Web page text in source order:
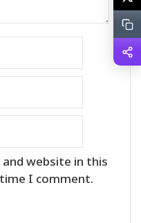
and website in this
I comment.